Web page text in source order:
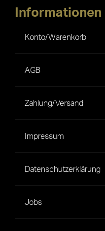
Informationen
Konto/Warenkorb
AGB
Zahlung/Versand
Impressum
Datenschutzerklärung
Jobs